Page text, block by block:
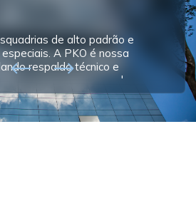
de alto padrão e
A PKO é nossa
respaldo técnico e
uma empresa renomada e
possuem um diferencial
todos os prazos com